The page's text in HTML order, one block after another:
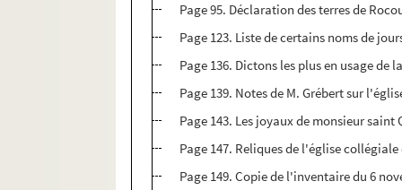
Page 95. Déclaration des terres de
Page 123. Liste de certains noms de
Page 136. Dictons les plus en usage de
Page 139. Notes de M. Grébert sur
Page 143. Les joyaux de monsieur
Page 147. Reliques de l'église
Page 149. Copie de l'inventaire du 6